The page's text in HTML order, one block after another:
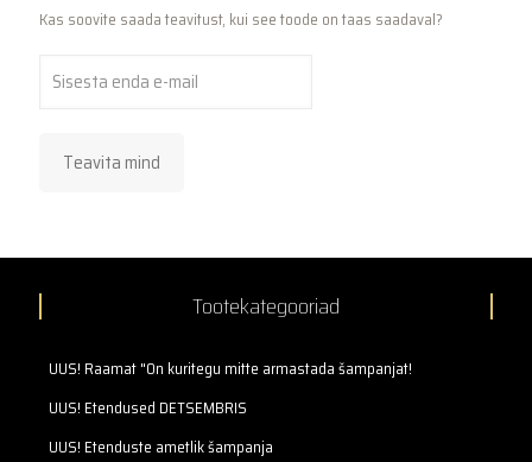
Kas soovite saada teavitust, kui see toode on taas saadaval?
Teavita mind
Tootekategooriad
UUS! Raamat "On kuritegu mitte armastada šampanjat!
UUS! Etendused DETSEMBRIS
UUS! Etenduste ametlik šampanja